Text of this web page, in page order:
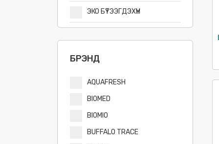
ЭКО БҮТЭЭГДЭХҮҮН
БРЭНД
AQUAFRESH
BIOMED
BIOMIO
BUFFALO TRACE